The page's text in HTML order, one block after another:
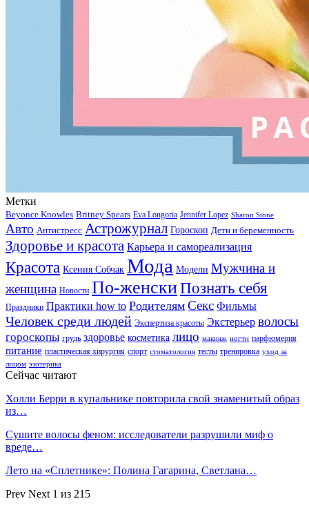
Метки
Beyonce Knowles Britney Spears Eva Longoria Jennifer Lopez Sharon Stone
Авто Антистресс Астрожурнал Гороскоп Дети и беременность
Здоровье и красота Карьера и самореализация
Красота Ксения Собчак Мода Модели Мужчина и
женщина Новости По-женскиПознать себя
Праздники Практики how to Родителям Секс Фильмы
Человек среди людей Экспертиза красоты Экстерьер волосы
гороскопы грудь здоровье косметика лицо макияж ногти парфюмерия
питание пластическая хирургия спорт стоматология тесты тренировка уход за
лицом эзотерика
Сейчас читают
Холли Берри в купальнике повторила свой знаменитый образ
из…
Сушите волосы феном: исследователи разрушили миф о
вреде…
Лето на «Сплетнике»: Полина Гагарина, Светлана…
Prev Next 1 из 215